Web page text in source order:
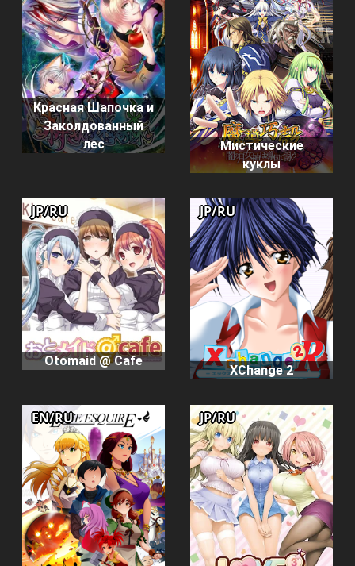
Красная Шапочка и
Заколдованный
лес
Мистические
куклы
Otomaid @ Cafe
JP/RU
XChange 2
JP/RU
EN/RU JP/RU